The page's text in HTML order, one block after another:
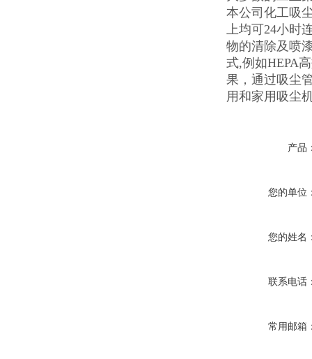
本公司化工吸
上均可24小
物的清除及喷
式,例如HEPA
果，通过吸尘
用和家用吸尘
产品
您的单位
您的姓名
联系电话
常用邮箱